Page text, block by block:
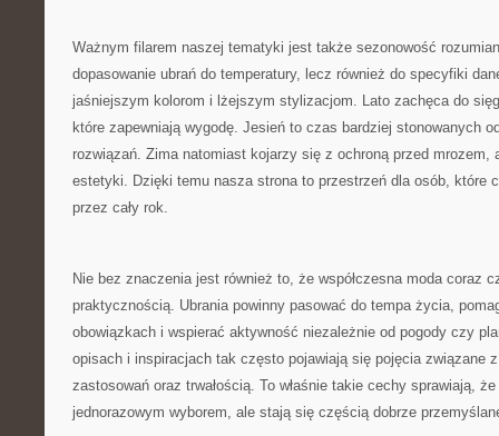
Ważnym filarem naszej tematyki jest także sezonowość
dopasowanie ubrań do temperatury, lecz również do specyfiki
jaśniejszym kolorom i lżejszym stylizacjom. Lato zachęca do
które zapewniają wygodę. Jesień to czas bardziej stonowanych
rozwiązań. Zima natomiast kojarzy się z ochroną przed mrozem,
estetyki. Dzięki temu nasza strona to przestrzeń dla osób, które
przez cały rok.
Nie bez znaczenia jest również to, że współczesna moda coraz
praktycznością. Ubrania powinny pasować do tempa życia,
obowiązkach i wspierać aktywność niezależnie od pogody czy
opisach i inspiracjach tak często pojawiają się pojęcia związane
zastosowań oraz trwałością. To właśnie takie cechy sprawiają,
jednorazowym wyborem, ale stają się częścią dobrze